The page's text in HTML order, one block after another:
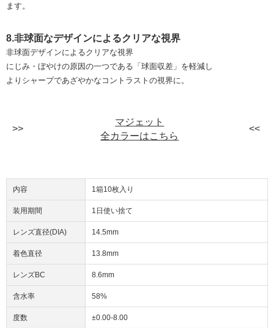
ます。
8.非球面なデザインによるクリアな視界
非球面デザインによるクリアな視界
にじみ・ぼやけの原因の一つである「球面収差」を軽減し
よりシャープであざやかなコントラストの視界に。
マジェット
全カラーはこちら
内容 1箱10枚入り
装用期間 1日使い捨て
レンズ直径(DIA) 14.5mm
着色直径 13.8mm
レンズBC 8.6mm
含水率 58%
度数 ±0.00-8.00